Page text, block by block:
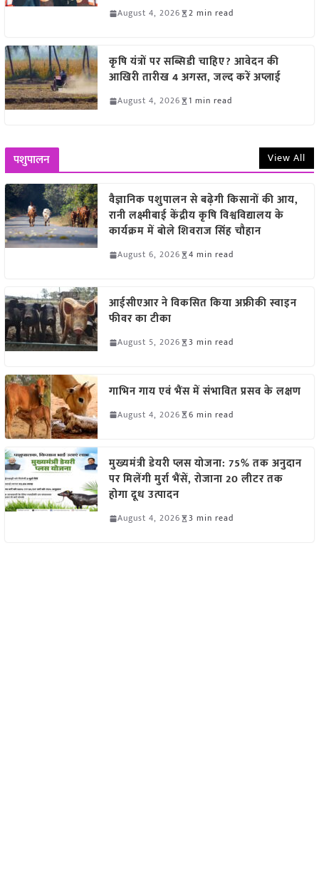
August 4, 2026 2 min read
कृषि यंत्रों पर सब्सिडी चाहिए? आवेदन की
आखिरी तारीख 4 अगस्त, जल्द करें अप्लाई
August 4, 2026 1 min read
पशुपालन View All
वैज्ञानिक पशुपालन से बढ़ेगी किसानों की आय,
रानी लक्ष्मीबाई केंद्रीय कृषि विश्वविद्यालय के
कार्यक्रम में बोले शिवराज सिंह चौहान
August 6, 2026 4 min read
आईसीएआर ने विकसित किया अफ्रीकी स्वाइन
फीवर का टीका
August 5, 2026 3 min read
गाभिन गाय एवं भैंस में संभावित प्रसव के लक्षण
August 4, 2026 6 min read
मुख्यमंत्री डेयरी प्लस योजना: 75% तक अनुदान
पर मिलेंगी मुर्रा भैंसें, रोजाना 20 लीटर तक
होगा दूध उत्पादन
August 4, 2026 3 min read